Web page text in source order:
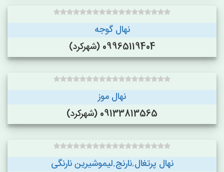
نهال گوجه
09965119404 (شهرکرد)
نهال موز
09133813565 (شهرکرد)
نهال پرتغال.نارنج.لیموشیرین نارنگی